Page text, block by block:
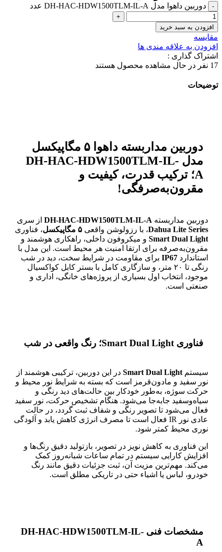
دوربین داهوا مدل DH-HAC-HDW1500TLM-IL-A عدد
افزودن به سبد خرید
مقایسه
افزودن به علاقه مندی ها
اشتراک گذاری :
17 نفر در حال مشاهده محصول هستند
توضیحات
دوربین مداربسته داهوا ۵ مگاپیکسل
مدل DH-HAC-HDW1500TLM-IL-
A؛ ترکیب قدرت، کیفیت و
مقرون‌به‌صرفگی!
دوربین مداربسته DH-HAC-HDW1500TLM-IL-A از سری
Dahua Lite Series، با رزولوشن واقعی ۵ مگاپیکسل
، فناوری
Smart Dual Light و میکروفون داخلی، راهکاری هوشمند و
مقرون‌به‌صرفه برای ارتقا امنیت هر محیط است. این مدل با
استاندارد IP67 برای مقاومت در شرایط سخت، دید در شب
رنگی تا ۲۰ متر، و سازگاری کامل با بستر کابل کواکسیال
موجود، انتخاب اول بسیاری از پروژه‌های خانگی، اداری و
صنعتی است.
فناوری Smart Dual Light؛ رنگ واقعی در شب
سیستم Smart Dual Light در این دوربین، ترکیبی هوشمند از
نور سفید و مادون‌قرمز است که بسته به شرایط نور محیط و
حرکت سوژه، به‌طور خودکار بین حالت‌های دید رنگی و
سیاه‌وسفید جابه‌جا می‌شود. هنگام تشخیص حرکت، نور سفید
فعال می‌شود تا تصویر رنگی و شفاف ثبت گردد، در حالت
عادی نور IR فعال است تا مصرف انرژی کاهش یابد و آلودگی
نوری محیط کمتر شود.
این فناوری به کاهش نویز در تصویر، بازتولید دقیق رنگ‌ها و
افزایش کارایی سیستم در تمام ساعات شبانه‌روز کمک
می‌کند. مهم‌ترین مزیت آن، ثبت جزئیات دقیق مانند رنگ
خودرو، لباس یا اشیاء حتی در تاریکی مطلق است.
مشخصات فنی DH-HAC-HDW1500TLM-IL-
A